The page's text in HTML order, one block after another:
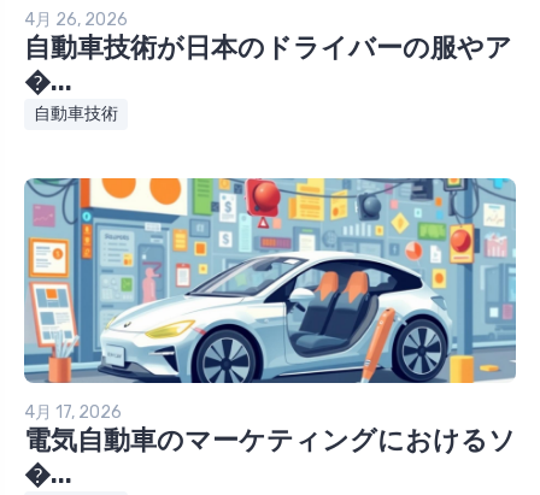
4月 26, 2026
自動車技術が日本のドライバーの服やア
�...
自動車技術
4月 17, 2026
電気自動車のマーケティングにおけるソ
�...